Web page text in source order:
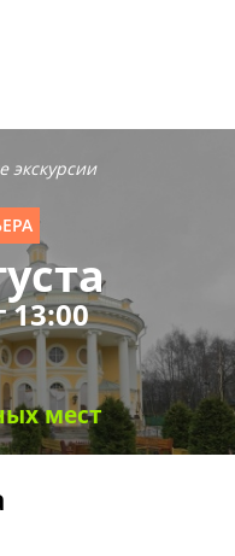
экскурсии
13:00
мест